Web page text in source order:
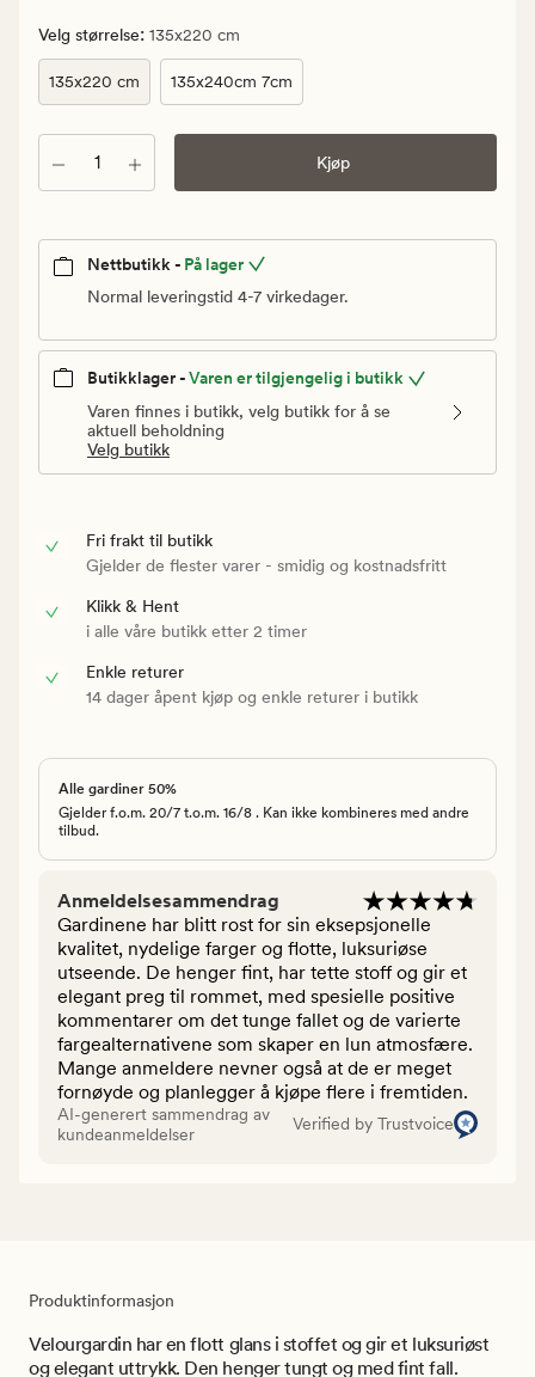
579,90
kr
Velg størrelse: 135x220 cm
135x220 cm 135x240cm 7cm
Antall Kjøp
Nettbutikk - På lager
Normal leveringstid 4-7 virkedager.
Butikklager -Varen er tilgjengelig i butikk
Varen finnes i butikk, velg butikk for å se
aktuell beholdning
Velg butikk
Fri frakt til butikk
Gjelder de flester varer - smidig og kostnadsfritt
Klikk & Hent
i alle våre butikk etter 2 timer
Enkle returer
14 dager åpent kjøp og enkle returer i butikk
Alle gardiner 50%
Gjelder f.o.m. 20/7 t.o.m. 16/8 . Kan ikke kombineres med andre
tilbud.
Anmeldelsesammendrag
Gardinene har blitt rost for sin eksepsjonelle
kvalitet, nydelige farger og flotte, luksuriøse
utseende. De henger fint, har tette stoff og gir et
elegant preg til rommet, med spesielle positive
kommentarer om det tunge fallet og de varierte
fargealternativene som skaper en lun atmosfære.
Mange anmeldere nevner også at de er meget
fornøyde og planlegger å kjøpe flere i fremtiden.
AI-generert sammendrag av
kundeanmeldelser
Verified by Trustvoice
Produktinformasjon
Velourgardin har en flott glans i stoffet og gir et luksuriøst
og elegant uttrykk. Den henger tungt og med fint fall.